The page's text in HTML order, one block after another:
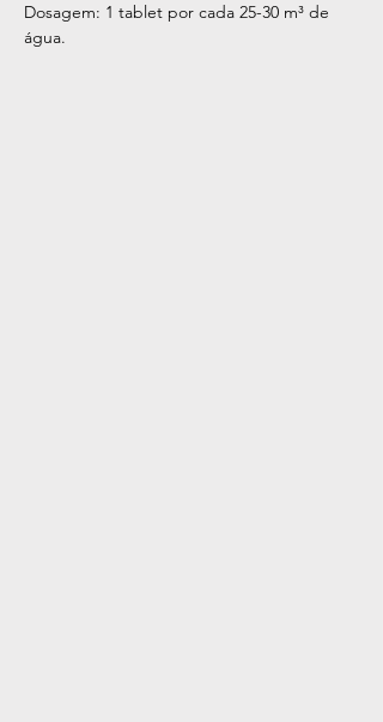
Dosagem: 1 tablet por cada 25-30 m³ de
água.